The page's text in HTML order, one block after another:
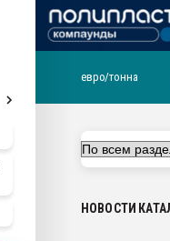
29.07.2026 ФРП помог
евро/тонна
НОВОСТИ